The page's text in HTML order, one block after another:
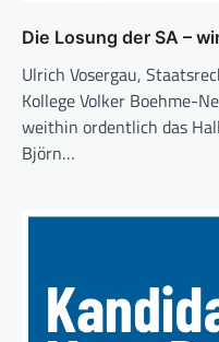
Die Losung der SA –
Ulrich Vosergau,
Kollege Volker Boehme-
weithin ordentlich das
Björn…